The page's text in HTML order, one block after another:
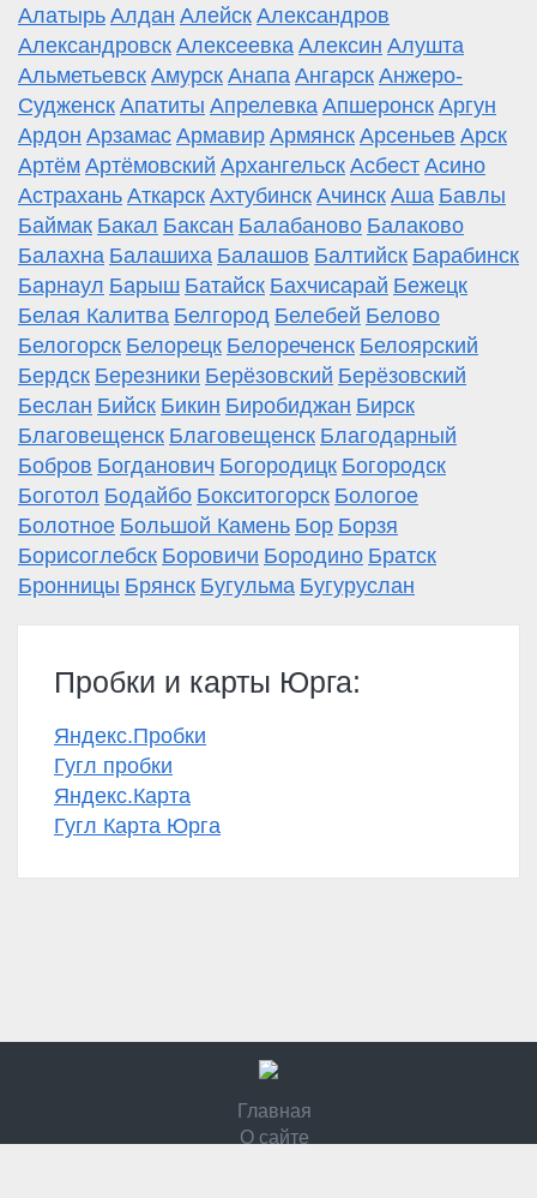
Алатырь Алдан Алейск Александров
Александровск Алексеевка Алексин Алушта
Альметьевск Амурск Анапа Ангарск Анжеро-
Судженск Апатиты Апрелевка Апшеронск Аргун
Ардон Арзамас Армавир Армянск Арсеньев Арск
Артём Артёмовский Архангельск Асбест Асино
Астрахань Аткарск Ахтубинск Ачинск Аша Бавлы
Баймак Бакал Баксан Балабаново Балаково
Балахна Балашиха Балашов Балтийск Барабинск
Барнаул Барыш Батайск Бахчисарай Бежецк
Белая Калитва Белгород Белебей Белово
Белогорск Белорецк Белореченск Белоярский
Бердск Березники Берёзовский Берёзовский
Беслан Бийск Бикин Биробиджан Бирск
Благовещенск Благовещенск Благодарный
Бобров Богданович Богородицк Богородск
Боготол Бодайбо Бокситогорск Бологое
Болотное Большой Камень Бор Борзя
Борисоглебск Боровичи Бородино Братск
Бронницы Брянск Бугульма Бугуруслан
Пробки и карты Юрга:
Яндекс.Пробки
Гугл пробки
Яндекс.Карта
Гугл Карта Юрга
Главная
О сайте